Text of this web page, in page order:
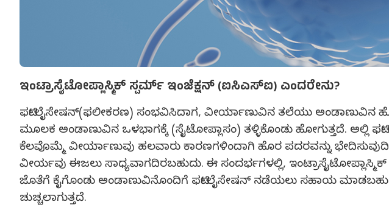
ಇಂಟ್ರಾಸೈಟೋಪ್ಲಾಸ್ಮಿಕ್ ಸ್ಪರ್ಮ್ ಇಂಜೆಕ್ಷನ್ (ಐಸಿಎಸ್‍ಐ) ಎಂದರೇನು?
ಫರ್ಟಿಲೈಸೇಷನ್(ಫಲೀಕರಣ) ಸಂಭವಿಸಿದಾಗ, ವೀರ್ಯಾಣುವಿನ ತಲೆಯು ಅಂಡಾಣುವಿನ
ಮೂಲಕ ಅಂಡಾಣುವಿನ ಒಳಭಾಗಕ್ಕೆ (ಸೈಟೋಪ್ಲಾಸಂ) ತಳ್ಳಿಕೊಂಡು ಹೋಗುತ್ತದೆ. ಅಲ್ಲಿ
ಕೆಲವೊಮ್ಮೆ ವೀರ್ಯಾಣುವು ಹಲವಾರು ಕಾರಣಗಳಿಂದಾಗಿ ಹೊರ ಪದರವನ್ನು
ವೀರ್ಯವು ಈಜಲು ಸಾಧ್ಯವಾಗದಿರಬಹುದು. ಈ ಸಂದರ್ಭಗಳಲ್ಲಿ,
ಜೊತೆಗೆ ಕೈಗೊಂಡು ಅಂಡಾಣುವಿನೊಂದಿಗೆ ಫರ್ಟಿಲೈಸೇಷನ್‍ ನಡೆಯಲು ಸಹಾಯ
ಚುಚ್ಚಲಾಗುತ್ತದೆ.